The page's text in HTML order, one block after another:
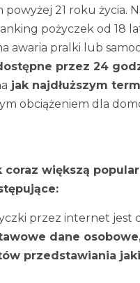
21 roku życia.
pożyczek od 18
awaria pralki lub
przez 24
jak najdłuższym
obciążeniem dla
większą
przez internet jest
dane
przedstawiania